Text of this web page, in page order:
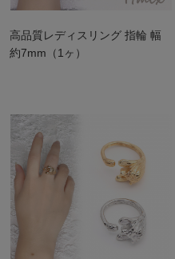
高品質レディスリング 指輪 幅
約7mm（1ヶ）